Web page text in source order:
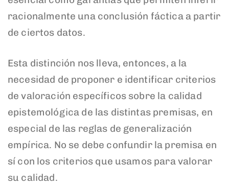
racionalmente una conclusión fáctica a partir
de ciertos datos.
Esta distinción nos lleva, entonces, a la
necesidad de proponer e identificar criterios
de valoración específicos sobre la calidad
epistemológica de las distintas premisas, en
especial de las reglas de generalización
empírica. No se debe confundir la premisa en
sí con los criterios que usamos para valorar
su calidad.